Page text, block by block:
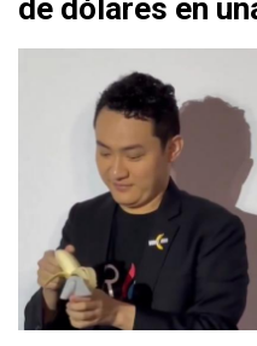
de dólares en